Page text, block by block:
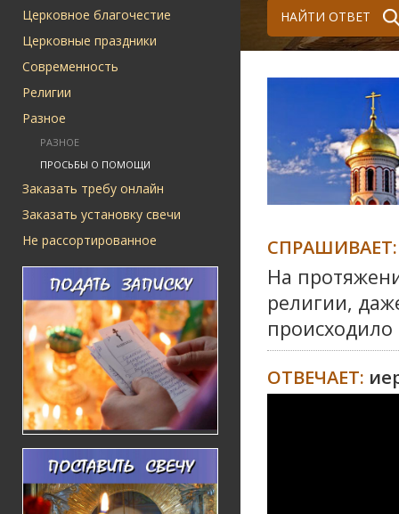
Церковное благочестие
Церковные праздники
Современность
Религии
Разное
РАЗНОЕ
ПРОСЬБЫ О ПОМОЩИ
Заказать требу онлайн
Заказать установку свечи
Не рассортированное
НАЙТИ ОТВЕТ
СПРАШИВАЕТ:
На
религии,
ОТВЕЧАЕТ: